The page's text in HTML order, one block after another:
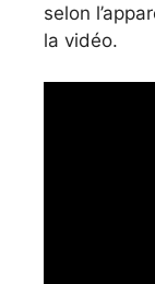
selon
la vidéo.